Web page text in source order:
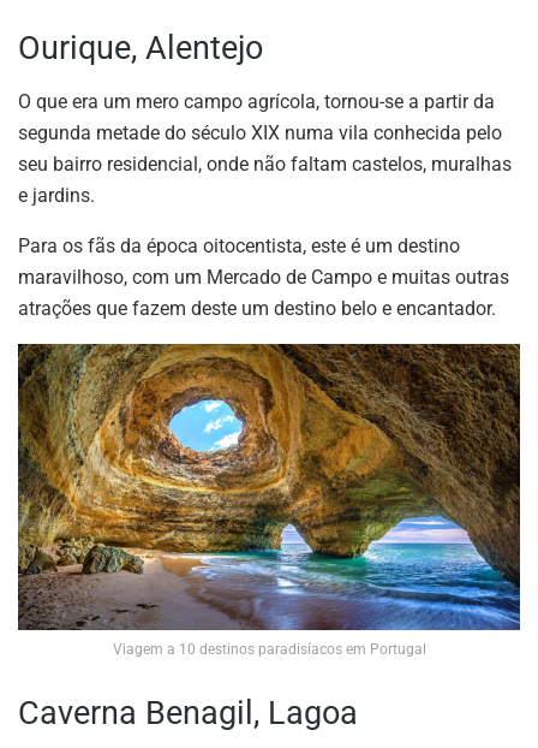
Ourique, Alentejo
O que era um mero campo agrícola, tornou-se a partir da
segunda metade do século XIX numa vila conhecida pelo
seu bairro residencial, onde não faltam castelos, muralhas
e jardins.
Para os fãs da época oitocentista, este é um destino
maravilhoso, com um Mercado de Campo e muitas outras
atrações que fazem deste um destino belo e encantador.
Viagem a 10 destinos paradisíacos em Portugal
Caverna Benagil, Lagoa